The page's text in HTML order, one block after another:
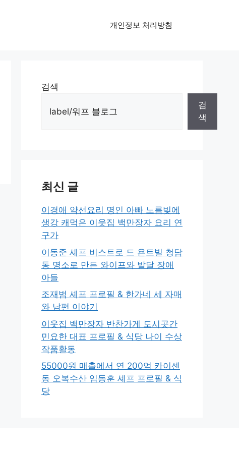
개인정보 처리방침
검색
검
색
최신 글
이경애 약선요리 명인 아빠 노름빚에
생강 캐먹은 이웃집 백만장자 요리 연
구가
이동준 셰프 비스트로 드 욘트빌 청담
동 명소로 만든 와이프와 발달 장애
아들
조재범 셰프 프로필 & 한가네 세 자매
와 남편 이야기
이웃집 백만장자 반찬가게 도시곳간
민요한 대표 프로필 & 식당 나이 수상
작품활동
55000원 매출에서 연 200억 카이센
동 오복수산 임동훈 셰프 프로필 & 식
당